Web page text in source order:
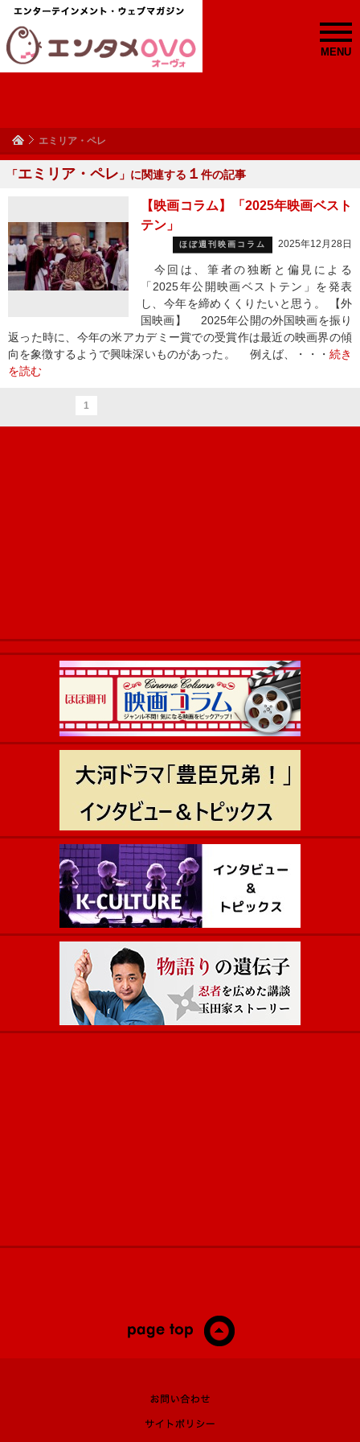
MENU
エミリア・ペレ
「エミリア・ペレ 」に関連する １ 件の記事
【映画コラム】「2025年映画ベスト
テン」
ほぼ週刊映画コラム 2025年12月28日
今回は、筆者の独断と偏見による
「2025年公開映画ベストテン」を発表
し、今年を締めくくりたいと思う。 【外
国映画】 2025年公開の外国映画を振り
返った時に、今年の米アカデミー賞での受賞作は最近の映画界の傾
向を象徴するようで興味深いものがあった。 例えば、・・・ 続き
を読む
1